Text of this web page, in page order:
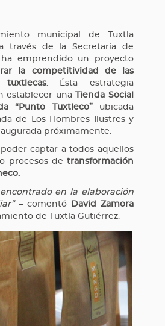
municipal de Tuxtla
través de la Secretaria de
ha emprendido un proyecto
la competitividad de las
tuxtlecas. Ésta estrategia
establecer unaTienda Social
“Punto Tuxtleco”ubicada
de Los Hombres Ilustres y
próximamente.
poder captar a todos aquellos
procesos detransformación
en la elaboración
– comentó
David Zamora
de Tuxtla Gutiérrez.